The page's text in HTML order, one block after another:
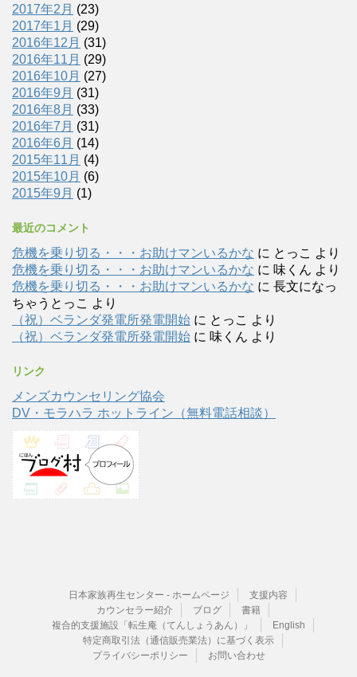
2017年2月 (23)
2017年1月 (29)
2016年12月 (31)
2016年11月 (29)
2016年10月 (27)
2016年9月 (31)
2016年8月 (33)
2016年7月 (31)
2016年6月 (14)
2015年11月 (4)
2015年10月 (6)
2015年9月 (1)
最近のコメント
危機を乗り切る・・・お助けマンいるかな に とっこ より
危機を乗り切る・・・お助けマンいるかな に 味くん より
危機を乗り切る・・・お助けマンいるかな に 長文になっ
ちゃうとっこ より
（祝）ベランダ発電所発電開始 に とっこ より
（祝）ベランダ発電所発電開始 に 味くん より
リンク
メンズカウンセリング協会
DV・モラハラ ホットライン（無料電話相談）
日本家族再生センター - ホームページ
支援内容
カウンセラー紹介
ブログ
書籍
複合的支援施設「転生庵（てんしょうあん）」
English
特定商取引法（通信販売業法）に基づく表示
プライバシーポリシー
お問い合わせ